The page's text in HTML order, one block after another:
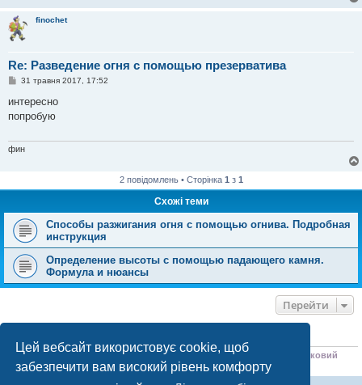
Цей вебсайт використовує cookie, щоб
забезпечити вам високий рівень комфорту
finochet
Re: Разведение огня с помощью презерватива
П
в
д
л
31 травня 2017, 17:52
интересно
попробую
фин
2 повідомлень • Сторінка 1 з 1
Схожі теми
Способы разжигания огня с помощью огнива. Подробная
инструкция
Определение высоты с помощью падающего камня.
Формула и нюансы
Перейти
ХТО ЗАРАЗ ОНЛАЙН
Зараз переглядають цей форум:ClaudeBot [бот ШІ] ,Petal Search [пошуковий
бот]і 0 гостей